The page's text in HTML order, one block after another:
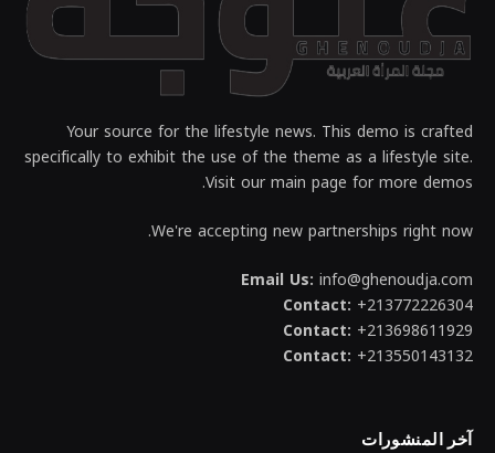
Your source for the lifestyle news. This demo is crafted
specifically to exhibit the use of the theme as a lifestyle site.
Visit our main page for more demos.
We're accepting new partnerships right now.
Email Us: info@ghenoudja.com
Contact: +213772226304
Contact: +213698611929
Contact: +213550143132
آخر المنشورات